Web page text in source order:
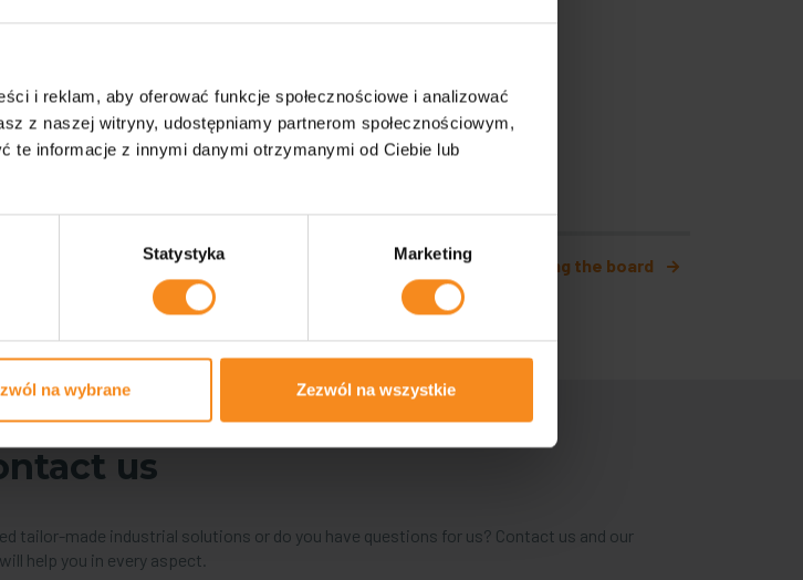
i reklam, aby oferować funkcje społecznościowe i analizować
z naszej witryny, udostępniamy partnerom społecznościowym,
te informacje z innymi danymi otrzymanymi od Ciebie lub
Statystyka Marketing
na wybrane Zezwól na wszystkie
Belt conveyor feeding the board
us
tailor-made industrial solutions or do you have questions for us? Contact us and our
help you in every aspect.